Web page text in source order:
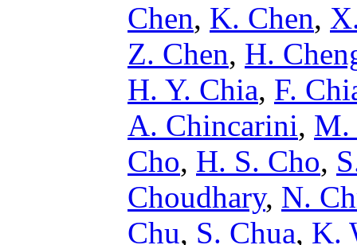
Chen, K. Chen,
Z. Chen, H.
H. Y. Chia, F.
A. Chincarini, M.
Cho, H. S. Cho,
Choudhary, N.
Chu, S. Chua, K.